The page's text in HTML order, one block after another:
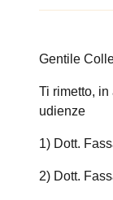
Gentile
Ti rimetto,
udienze
1) Dott.
2) Dott.